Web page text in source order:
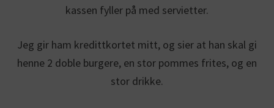
kassen fyller på med servietter.
Jeg gir ham kredittkortet mitt, og sier at han skal gi
henne 2 doble burgere, en stor pommes frites, og en
stor drikke.